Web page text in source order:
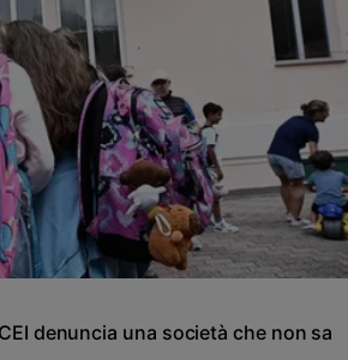
denuncia una società che non sa